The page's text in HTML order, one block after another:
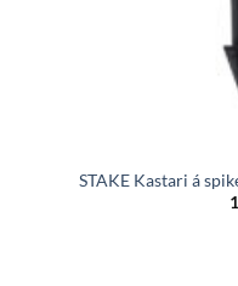
STAKE Kastari á